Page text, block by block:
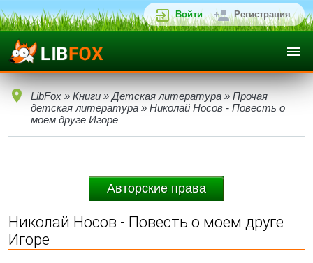
Войти Регистрация
LibFox » Книги » Детская литература » Прочая
детская литература » Николай Носов - Повесть о
моем друге Игоре
Авторские права
Николай Носов - Повесть о моем друге
Игоре